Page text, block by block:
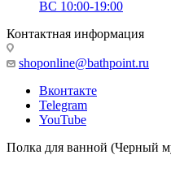
ВС 10:00-19:00
Контактная информация
shoponline@bathpoint.ru
Вконтакте
Telegram
YouTube
Полка для ванной (Черный